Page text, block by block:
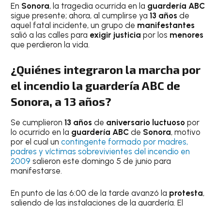
En Sonora, la tragedia ocurrida en la guardería ABC
sigue presente; ahora, al cumplirse ya13 años de
aquel fatal incidente, un grupo de manifestantes
salió a las calles para exigir justicia por los menores
que perdieron la vida.
¿Quiénes integraron la marcha por
el incendio la guardería ABC de
Sonora, a 13 años?
Se cumplieron13 años de aniversario luctuoso por
lo ocurrido en la guardería ABCde Sonora, motivo
por el cual uncontingente formado por madres,
padres y víctimas sobrevivientes del incendio en
2009 salieron este domingo 5 de junio para
manifestarse.
En punto de las 6:00 de la tarde avanzó la protesta,
saliendo de las instalaciones de la guardería. El